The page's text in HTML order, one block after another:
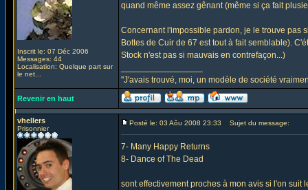
Inscrit le: 07 Déc 2006
Messages: 44
Localisation: Quelque part sur
le net...
quand même assez gênant (même si ça fait
Concernant l'impossible pardon, je le trouve pas
Bottes de Cuir de 67 est tout à fait semblable).
Stock n'est pas si mauvais en contrefaçon...)
"J'avais trouvé, moi, un modèle de société
Revenir en haut
vhellers
Prisonnier
Posté le: 03 Aôu 2008 23:33 Sujet du message:
7- Many Happy Returns
8- Dance of The Dead
sont effectivement proches à mon avis si l'on suit